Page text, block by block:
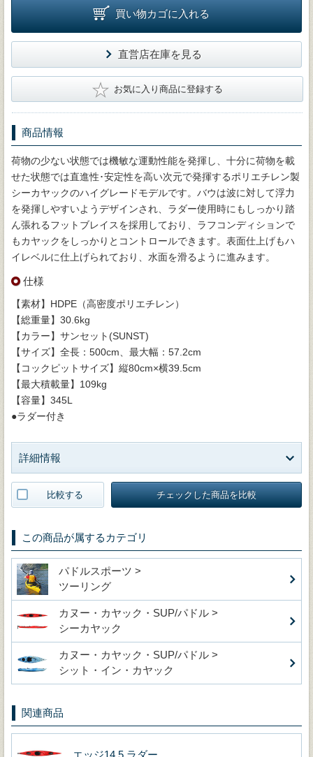
買い物カゴに入れる
直営店在庫を見る
★ お気に入り商品に登録する
商品情報
荷物の少ない状態では機敏な運動性能を発揮し、十分に荷物を載
せた状態では直進性･安定性を高い次元で発揮するポリエチレン製
シーカヤックのハイグレードモデルです。バウは波に対して浮力
を発揮しやすいようデザインされ、ラダー使用時にもしっかり踏
ん張れるフットブレイスを採用しており、ラフコンディションで
もカヤックをしっかりとコントロールできます。表面仕上げもハ
イレベルに仕上げられており、水面を滑るように進みます。
仕様
【素材】HDPE（高密度ポリエチレン）
【総重量】30.6kg
【カラー】サンセット(SUNST)
【サイズ】全長：500cm、最大幅：57.2cm
【コックピットサイズ】縦80cm×横39.5cm
【最大積載量】109kg
【容量】345L
●ラダー付き
詳細情報
比較する チェックした商品を比較
この商品が属するカテゴリ
パドルスポーツ >
ツーリング
カヌー・カヤック・SUP/パドル >
シーカヤック
カヌー・カヤック・SUP/パドル >
シット・イン・カヤック
関連商品
エッジ14.5 ラダー